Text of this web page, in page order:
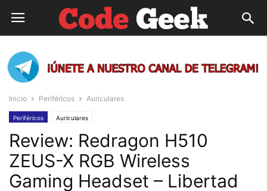
Inicio Periféricos Auriculares
Periféricos Auriculares
Review: Redragon H510
ZEUS-X RGB Wireless
Gaming Headset – Libertad